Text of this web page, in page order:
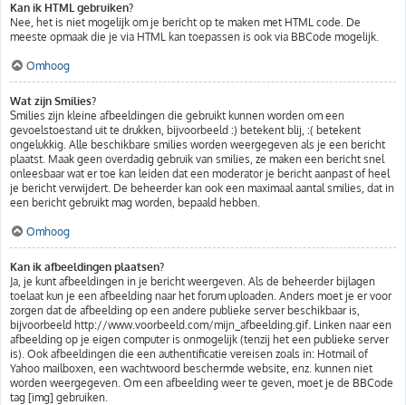
Kan ik HTML gebruiken?
Nee, het is niet mogelijk om je bericht op te maken met HTML code. De
meeste opmaak die je via HTML kan toepassen is ook via BBCode mogelijk.
Omhoog
Wat zijn Smilies?
Smilies zijn kleine afbeeldingen die gebruikt kunnen worden om een
gevoelstoestand uit te drukken, bijvoorbeeld :) betekent blij, :( betekent
ongelukkig. Alle beschikbare smilies worden weergegeven als je een bericht
plaatst. Maak geen overdadig gebruik van smilies, ze maken een bericht snel
onleesbaar wat er toe kan leiden dat een moderator je bericht aanpast of heel
je bericht verwijdert. De beheerder kan ook een maximaal aantal smilies, dat in
een bericht gebruikt mag worden, bepaald hebben.
Omhoog
Kan ik afbeeldingen plaatsen?
Ja, je kunt afbeeldingen in je bericht weergeven. Als de beheerder bijlagen
toelaat kun je een afbeelding naar het forum uploaden. Anders moet je er voor
zorgen dat de afbeelding op een andere publieke server beschikbaar is,
bijvoorbeeld http://www.voorbeeld.com/mijn_afbeelding.gif. Linken naar een
afbeelding op je eigen computer is onmogelijk (tenzij het een publieke server
is). Ook afbeeldingen die een authentificatie vereisen zoals in: Hotmail of
Yahoo mailboxen, een wachtwoord beschermde website, enz. kunnen niet
worden weergegeven. Om een afbeelding weer te geven, moet je de BBCode
tag [img] gebruiken.